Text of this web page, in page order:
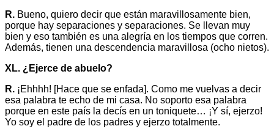
R. Bueno, quiero decir que están maravillosamente bien,
porque hay separaciones y separaciones. Se llevan muy
bien y eso también es una alegría en los tiempos que corren.
Además, tienen una descendencia maravillosa (ocho nietos).
XL. ¿Ejerce de abuelo?
R. ¡Ehhhh! [Hace que se enfada]. Como me vuelvas a decir
esa palabra te echo de mi casa. No soporto esa palabra
porque en este país la decís en un toniquete… ¡Y sí, ejerzo!
Yo soy el padre de los padres y ejerzo totalmente.